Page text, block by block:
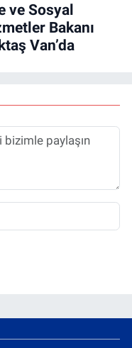
ve Sosyal
Bakanı
Van’da